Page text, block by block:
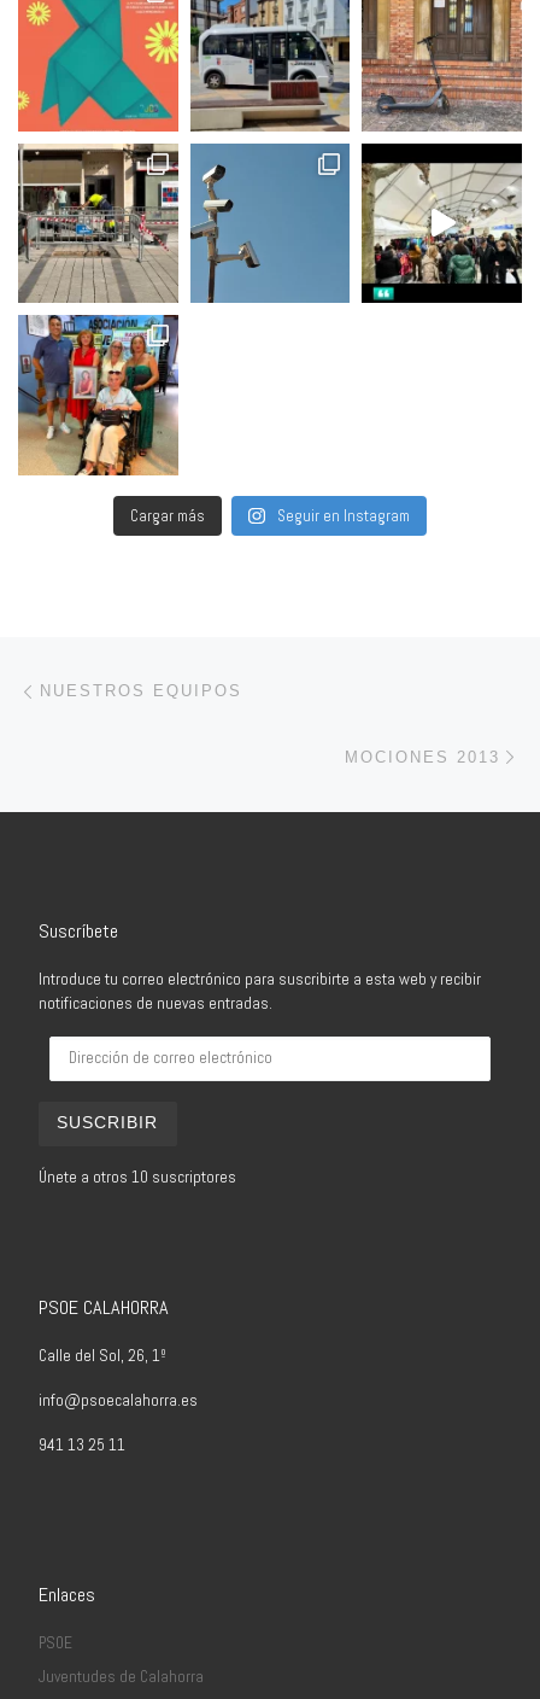
Cargar más Seguir en Instagram
Navegación de entradas
NUESTROS EQUIPOS
MOCIONES 2013
Suscríbete
Introduce tu correo electrónico para suscribirte a esta web y recibir
notificaciones de nuevas entradas.
SUSCRIBIR
Únete a otros 10 suscriptores
PSOE CALAHORRA
Calle del Sol, 26, 1º
info@psoecalahorra.es
941 13 25 11
Enlaces
PSOE
Juventudes de Calahorra